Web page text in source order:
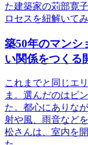
た建築家の苅部寛
ロセスを紐解いてみ
築50年のマンシ
い関係をつくる
これまでと同じエ
ま。選んだのはビ
た。都心にありな
射や風、雨音など
松さんは、室内を